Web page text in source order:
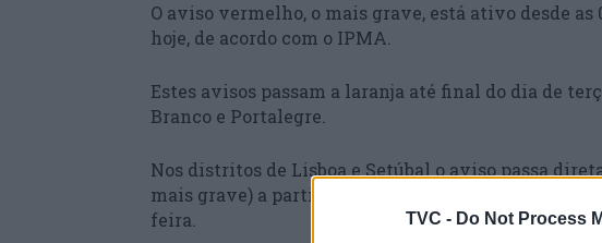
TVC - Do Not Process
O aviso vermelho, o mais grave, está ativo desde as
hoje, de acordo com o IPMA.
Estes avisos passam a laranja até final do dia de
Branco e Portalegre.
Nos distritos de Lisboa e Setúbal o aviso passa
mais grave) a partir das 23:00 de hoje, mantendo-se
feira.